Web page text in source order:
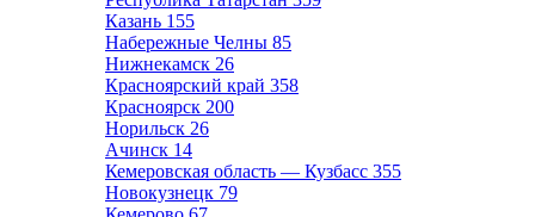
Казань 155
Набережные Челны 85
Нижнекамск 26
Красноярский край 358
Красноярск 200
Норильск 26
Ачинск 14
Кемеровская область — Кузбасс 355
Новокузнецк 79